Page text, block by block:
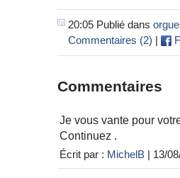
20:05 Publié dans
Commentaires (2) |
Commentaires
Je vous vante pour
Continuez .
Écrit par : MichelB | 13/